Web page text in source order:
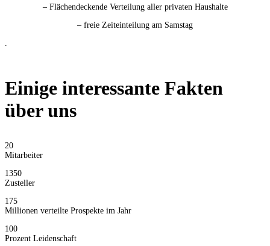
– Flächendeckende Verteilung aller privaten Haushalte
– freie Zeiteinteilung am Samstag
Einige interessante Fakten
über uns
20
Mitarbeiter
1350
Zusteller
175
Millionen verteilte Prospekte im Jahr
100
Prozent Leidenschaft